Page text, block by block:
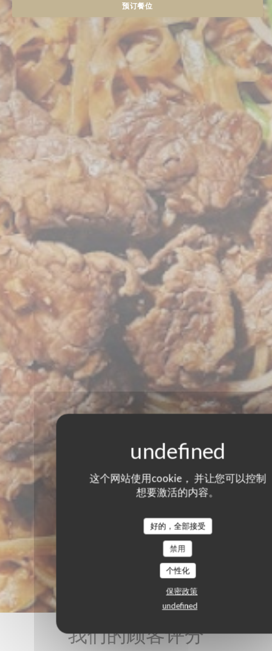
这个网站使用cookie， 并让您可以控制
想要激活的内容。
好的，全部接受
禁用
个性化
保密政策
undefined
预订餐位
我们的顾客评分